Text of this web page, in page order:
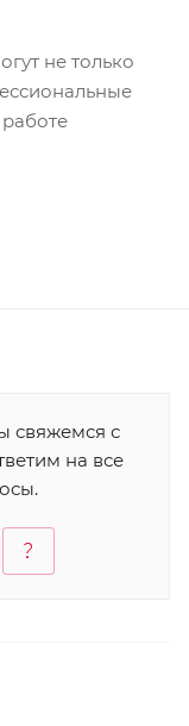
не только
свяжемся с
на все